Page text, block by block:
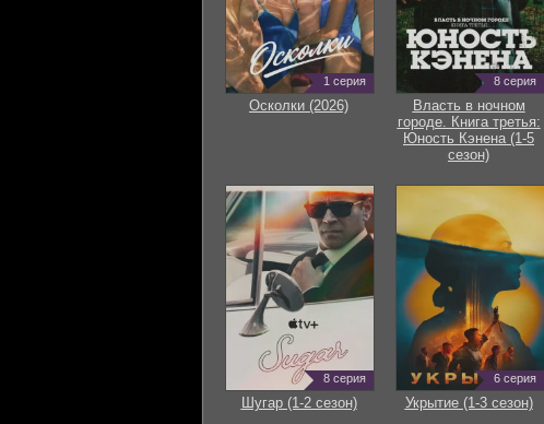
1 серия
Осколки (2026)
8 серия
Власть в ночном
городе. Книга третья:
Юность Кэнена (1-5
сезон)
8 серия
Шугар (1-2 сезон)
6 серия
Укрытие (1-3 сезон)